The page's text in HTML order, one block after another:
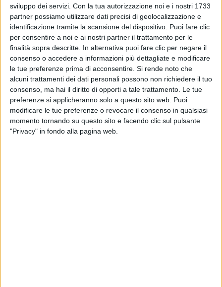
sviluppo dei servizi. Con la tua autorizzazione noi e i nostri 1733
partner possiamo utilizzare dati precisi di geolocalizzazione e
identificazione tramite la scansione del dispositivo. Puoi fare clic
per consentire a noi e ai nostri partner il trattamento per le
finalità sopra descritte. In alternativa puoi fare clic per negare il
consenso o accedere a informazioni più dettagliate e modificare
le tue preferenze prima di acconsentire. Si rende noto che
alcuni trattamenti dei dati personali possono non richiedere il tuo
consenso, ma hai il diritto di opporti a tale trattamento. Le tue
preferenze si applicheranno solo a questo sito web. Puoi
modificare le tue preferenze o revocare il consenso in qualsiasi
momento tornando su questo sito e facendo clic sul pulsante
"Privacy" in fondo alla pagina web.
COLAPESCE DIMARTINO - SPLASH!
(#RILIVE 2023)
Radio Italia solomusicaitaliana , nelle prossime
ore, arriverà anche ilnuovo singolo